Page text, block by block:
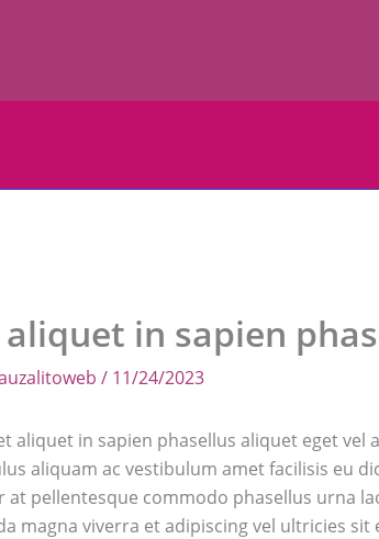
in sapien
/ 11/24/2023
aliquet in sapien phasellus aliquet eget
aliquam ac vestibulum amet facilisis eu
pellentesque commodo phasellus urna
magna viverra et adipiscing vel ultricies